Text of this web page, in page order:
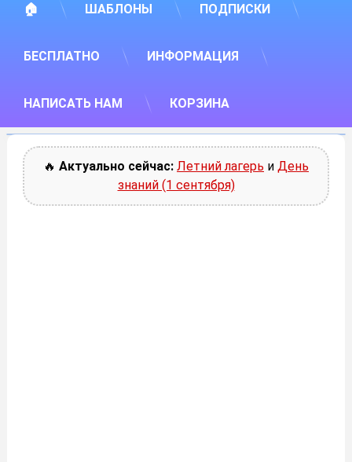
🏠 ШАБЛОНЫ ПОДПИСКИ
БЕСПЛАТНО ИНФОРМАЦИЯ
НАПИСАТЬ НАМ КОРЗИНА
🔥 Актуально сейчас: Летний лагерь и День
знаний (1 сентября)